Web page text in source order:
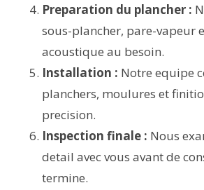
Preparation du plancher :
sous-plancher, pare-vapeur
acoustique au besoin.
Installation : Notre equipe
planchers, moulures et
precision.
Inspection finale : Nous
detail avec vous avant de
termine.